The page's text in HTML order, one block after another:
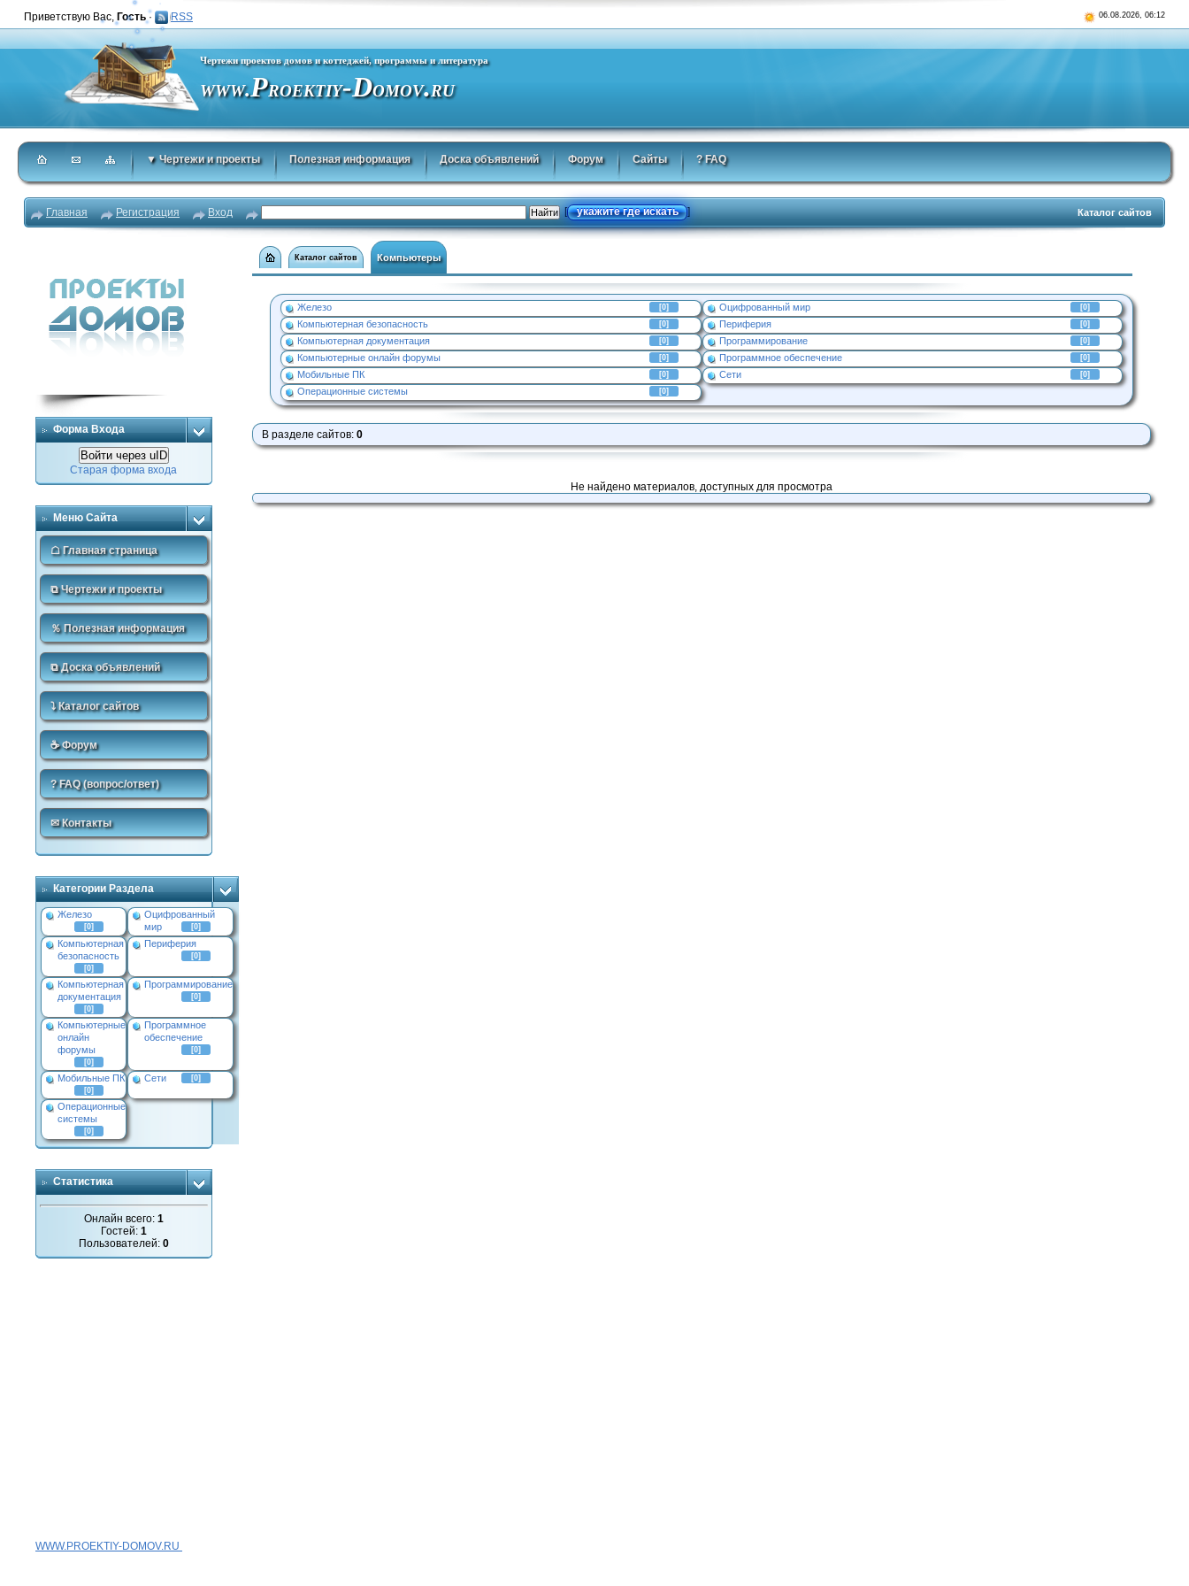
Приветствую Вас, Гость · RSS 06.08.2026, 06:12
Чертежи проектов домов и коттеджей, программы и литература
WWW.PROEKTIY-DOMOV.RU
▼ Чертежи и проекты Полезная информация Доска объявлений Форум Сайты ? FAQ
Главная Регистрация Вход [ укажите где искать ] Каталог сайтов
Форма Входа
Войти через uID
Старая форма входа
Меню Сайта
☖ Главная страница
⧉ Чертежи и проекты
％ Полезная информация
⧉ Доска объявлений
⤵ Каталог сайтов
☕ Форум
? FAQ (вопрос/ответ)
✉ Контакты
Категории Раздела
Железо
[0]
Оцифрованный
мир
[0]
Компьютерная
безопасность
[0]
Периферия
[0]
Компьютерная
документация
[0]
Программирование
[0]
Компьютерные
онлайн
форумы
[0]
Программное
обеспечение
[0]
Мобильные ПК
[0]
Сети [0]
Операционные
системы
[0]
Статистика
Онлайн всего: 1
Гостей: 1
Пользователей: 0
WWW.PROEKTIY-DOMOV.RU
Каталог сайтов Компьютеры
Железо [0] Оцифрованный мир [0]
Компьютерная безопасность [0] Периферия [0]
Компьютерная документация [0] Программирование [0]
Компьютерные онлайн форумы [0] Программное обеспечение [0]
Мобильные ПК [0] Сети [0]
Операционные системы [0]
В разделе сайтов: 0
Не найдено материалов, доступных для просмотра